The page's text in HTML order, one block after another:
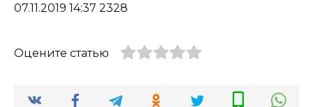
07.11.2019 14:37 2328
Оцените статью